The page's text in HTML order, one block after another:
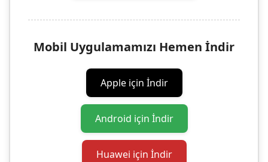
Mobil Uygulamamızı Hemen İndir
Apple için İndir
Android için İndir
Huawei için İndir